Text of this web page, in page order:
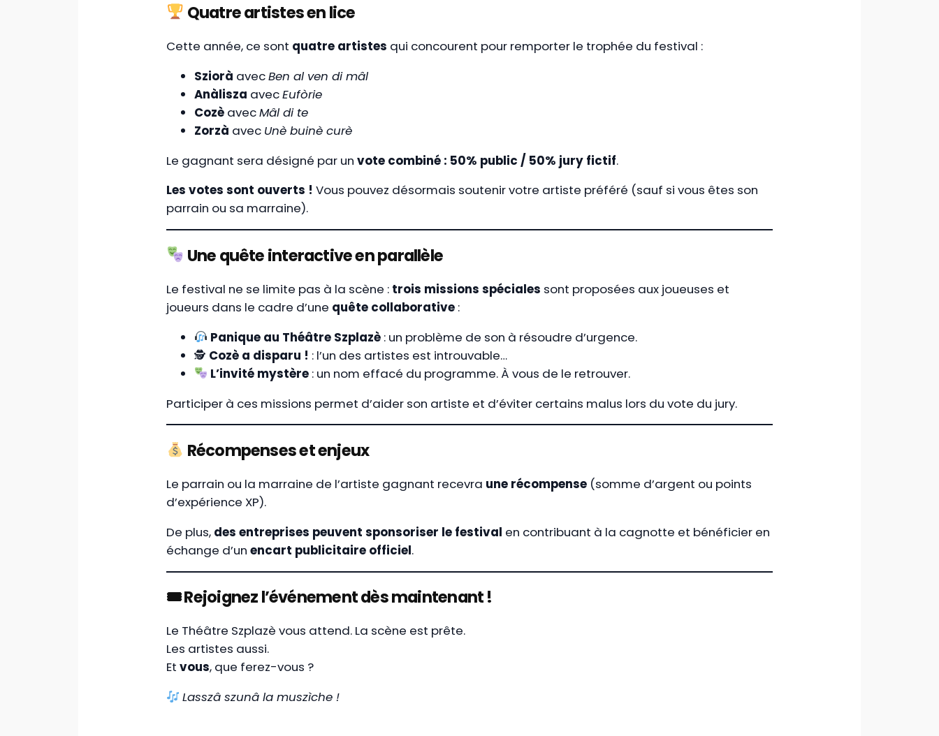
Quatre artistes en lice
Cette année, ce sont quatre artistes qui concourent pour remporter le trophée du festival :
Sziorà avecBen al ven di mâl
Anàlisza avecEufòrie
Cozè avecMâl di te
Zorzà avec Unè buinè curè
Le gagnant sera désigné par un vote combiné : 50% public / 50% jury fictif.
Les votes sont ouverts ! Vous pouvez désormais soutenir votre artiste préféré (sauf si vous êtes son
parrain ou sa marraine).
Une quête interactive en parallèle
Le festival ne se limite pas à la scène : trois missions spéciales sont proposées aux joueuses et
joueurs dans le cadre d’une quête collaborative :
Panique au Théâtre Szplazè : un problème de son à résoudre d’urgence.
🕵️ Cozè a disparu ! : l’un des artistes est introuvable…
L’invité mystère : un nom effacé du programme. À vous de le retrouver.
Participer à ces missions permet d’aider son artiste et d’éviter certains malus lors du vote du jury.
Récompenses et enjeux
Le parrain ou la marraine de l’artiste gagnant recevra une récompense (somme d’argent ou points
d’expérience XP).
De plus, des entreprises peuvent sponsoriser le festival en contribuant à la cagnotte et bénéficier en
échange d’un encart publicitaire officiel.
🎟 Rejoignez l’événement dès maintenant !
Le Théâtre Szplazè vous attend. La scène est prête.
Les artistes aussi.
Et vous, que ferez-vous ?
Lasszâ szunâ la muszìche !